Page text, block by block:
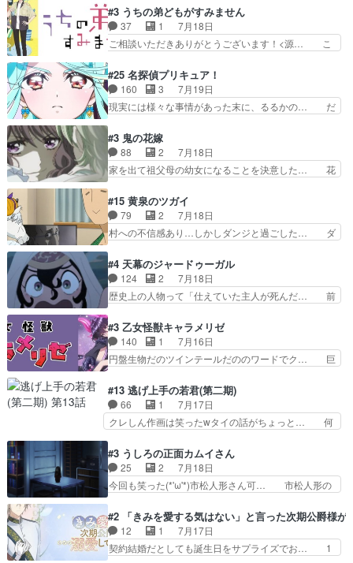
外あまり見どころがない。1… いや～、めちゃく
ちゃおもしろいね。瑞佳は… キャラデザが映える
のは勿論だけど脚本に歩…
なったからユリ確定！＼(^o^)／ラ… プロローグ
的な１話、２話からの浮世離れし… 茉里のボクシ
ングにかける真摯さ格好良かっ… 今回はゲストが
２名！ワンピースの作画さん… あほって言う茉里
母親を失い、アウェーの… ３話の地味に好きポイ
ントは、冒頭でララが… ボクシング部部員たちの
設定を公開！辻さん…
#3 うちの弟どもがすみません
37 1
7月18日
ご相談いただきありがとうございます！<源… こ
家事を頑張り過ぎてテストの結果が酷く… 糸ちゃ
んと源くん、類くんのお買い物シーン… ３話にし
てもう普通に物語が楽しみになっち… 類くんの将
来の夢が微笑ましいまだまだ甘え… 前髪ぱっつん
活するようになってからの話… 最後の「かわい
い」の破壊力よ…あれは成田… 糸と4人の弟の関
わり方がどう変化していく…
#25 名探偵プリキュア！
160 3
7月19日
現実には様々な事情があった末に、るるかの… だ
レール編の始まり、エリザさんの回で「… 「マジ
ラ」と言えば同時上映の「公タロウ」… キュアエ
クレールはやっぱりくれあだったか… エクレール
は誰だ編、遂に答え合わせの時だ… これで自分も
の何もない日常※もっと密着… LIMITかも知れな
い。キュアエクレール… ・解決編、完全に前4話
で謎解きさせるスタ…
#3 鬼の花嫁
88 2
7月18日
家を出て祖父母の幼女になることを決意した… 花
コミどころが多すぎてある意味おもしろ… 胸が凄
くスカッっとしたずっと苦痛を伴って… 祖父母に
人の心があってよかった。それにし… 柚子が家族
と決別する回柚子を傷つけた瑶太… 今期のアニメ
守る姿や祖母の語る玲夜の眼… 常に言ってるけ
ど、ラブコメの主役にも魅力… 家族にずっと理不
尽に虐げられ、我慢を強い…
#15 黄泉のツガイ
79 2
7月18日
村への不信感あり…しかしダンジと過ごした… ダ
ジとの思い出を振り返るユルの表情が本… それぞ
れの思惑が複雑に絡み合い、物語がさ… ユルは一
人になりたいのに、犬がそっと寄り… ダンジが
「俺は側にいる」と言ってくれた幼… 偽りだけで
存在だったからこそ真実が重く… これまで積み重
ねてきた信頼があるからこそ… 一瞬スタッフのユ
ーモア全開爆笑シーンが普…
#4 天幕のジャードゥーガル
124 2
7月18日
歴史上の人物って「仕えていた主人が死んだ… 前
した側にも人としての温かい暮らしがあ… ソルコ
クタニは本を奪うために起こった悲劇… 原論はあ
なた達には当たり前でも私達には始… 周りの同胞
がモンゴルの暮らしに慣れていく… 「肉の味を
になんか既視感を覚えるけどな… ソルコクタニが
憎むべき人であり、かつての… ラストの展開でぞ
くっとした。そういう方向…
#3 乙女怪獣キャラメリゼ
140 1
7月16日
円盤生物だのツインテールだののワードでク… 巨
クロたんのちょっとしたサービスカット… 面白い
設定の作品だね。夢の国デート回は怪… 結構評判
になってたので見てみたけど、評判… 今時初デー
トでそのチョイスは一発アウトだ… 結構、少女マ
お互いの誤解が解けてよかっ… 円盤購入を検討し
始めるくらい最高だったな… 1人のjkとして普通
に生きたいのにそれを…
#13 逃げ上手の若君(第二期)
66 1
7月17日
クレしん作画は笑ったwタイの話がちょっと… 何
の講談から始まり途中も実写演出入った… 相変わ
らずコミカルなKAMAKURA良く… 動画検査させ
ていただきました！待ちに待っ… 1期目の導入も
だけれどもぉ2期目の導入も… 観てたらいつの間
党、Bパートでは庇番衆。… 故郷は遠きにありて
思ふものそれは時行の鎌… というただの日常回か
と思いきや、そこから…
#3 うしろの正面カムイさん
25 2
7月18日
今回も笑った(*'ω'*)市松人形さん可… 市松人形の
の仕事を思わせるケレン味作画… あいかわらず杉
田さんのアドリブっぽいなに… ギャグもいいし作
画も綺麗このシーンは原作… 呪いの人形は仲間に
なるの怪奇組とのネタ被… 呪いの人形、人形相手
#2 「きみを愛する気はない」と言った次期公爵様が
12 1
7月17日
契約結婚だとしても誕生日をサプライズでお… 1